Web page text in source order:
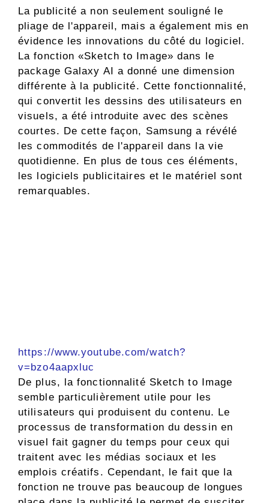
La publicité a non seulement souligné le
pliage de l'appareil, mais a également mis en
évidence les innovations du côté du logiciel.
La fonction «Sketch to Image» dans le
package Galaxy AI a donné une dimension
différente à la publicité. Cette fonctionnalité,
qui convertit les dessins des utilisateurs en
visuels, a été introduite avec des scènes
courtes. De cette façon, Samsung a révélé
les commodités de l'appareil dans la vie
quotidienne. En plus de tous ces éléments,
les logiciels publicitaires et le matériel sont
remarquables.
https://www.youtube.com/watch?
v=bzo4aapxluc
De plus, la fonctionnalité Sketch to Image
semble particulièrement utile pour les
utilisateurs qui produisent du contenu. Le
processus de transformation du dessin en
visuel fait gagner du temps pour ceux qui
traitent avec les médias sociaux et les
emplois créatifs. Cependant, le fait que la
fonction ne trouve pas beaucoup de longues